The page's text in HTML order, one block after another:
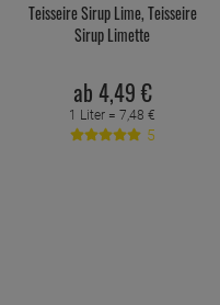
Teisseire Sirup Lime, Teisseire
Sirup Limette
ab 4,49 €
1 Liter =7,48 €
5